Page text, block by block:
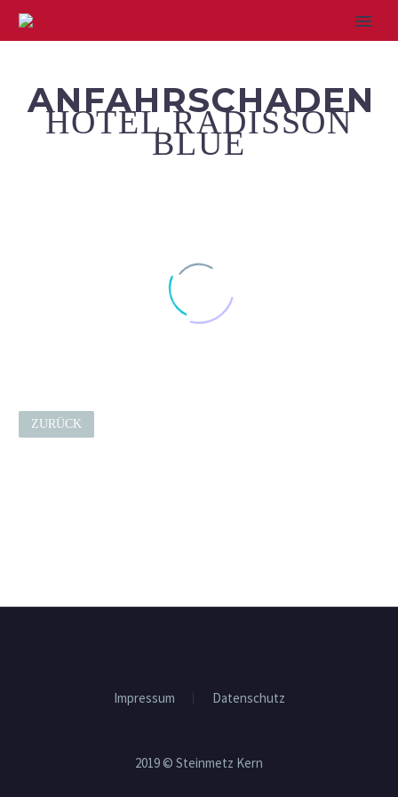
ANFAHRSCHADEN
HOTEL RADISSON
BLUE
ZURÜCK
Impressum Datenschutz
2019 © Steinmetz Kern